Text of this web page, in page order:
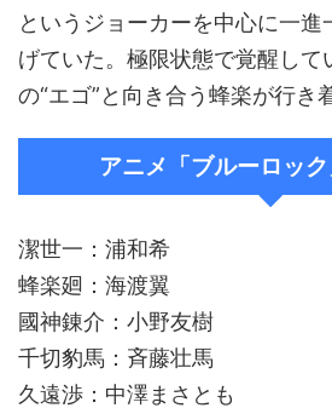
というジョーカーを中心に一
げていた。極限状態で覚醒して
の“エゴ”と向き合う蜂楽が行き
アニメ「ブルーロッ
潔世一：浦和希
蜂楽廻：海渡翼
國神錬介：小野友樹
千切豹馬：斉藤壮馬
久遠渉：中澤まさとも